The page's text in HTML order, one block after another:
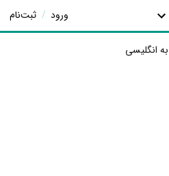
ورود / ثبت‌نام